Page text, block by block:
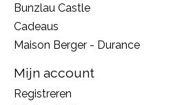
Bunzlau Castle
Cadeaus
Maison Berger - Durance
Mijn account
Registreren